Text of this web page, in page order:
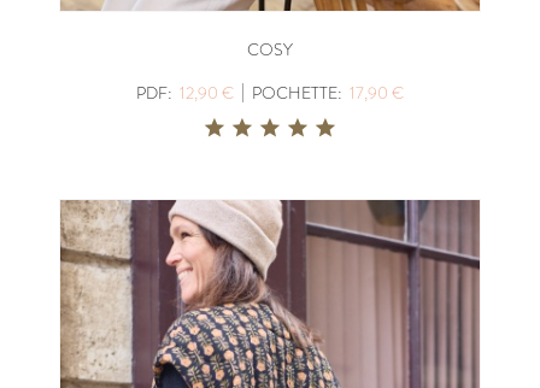
COSY
PDF: 12,90 € | POCHETTE: 17,90 €